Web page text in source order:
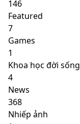
146
Featured
7
Games
1
Khoa học đời sống
4
News
368
Nhiếp ảnh